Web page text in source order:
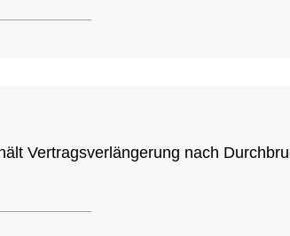
Vertragsverlängerung nach